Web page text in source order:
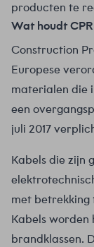
producten te
Wat houdt CPR
Construction
Europese
materialen die
een
juli 2017
Kabels die zijn
met betrekking
Kabels worden
brandklassen.